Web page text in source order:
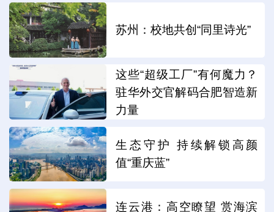
苏州：校地共创“同里诗光”
这些“超级工厂”有何魔力？
驻华外交官解码合肥智造新
力量
生态守护 持续解锁高颜
值“重庆蓝”
连云港：高空瞭望 赏海滨